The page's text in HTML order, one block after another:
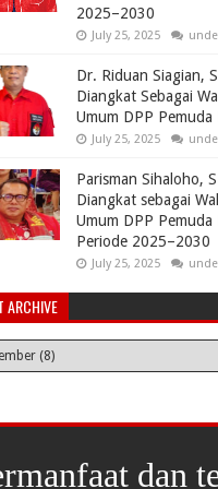
2025–2030
July 25, 2025
Dr. Riduan Siagian,
Diangkat Sebagai
Umum DPP Pemuda
July 25, 2025
Parisman Sihaloho,
Diangkat sebagai
Umum DPP Pemuda
Periode 2025–2030
July 25, 2025
ARCHIVE